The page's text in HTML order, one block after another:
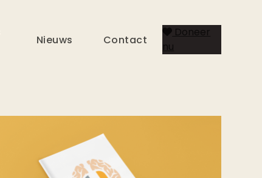
Nieuws Contact
Doneer
nu